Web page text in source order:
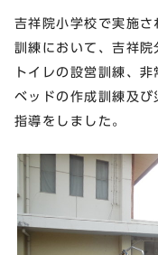
吉祥院小学校で実施
訓練において、吉祥
トイレの設営訓練、
ベッドの作成訓練及
指導をしました。